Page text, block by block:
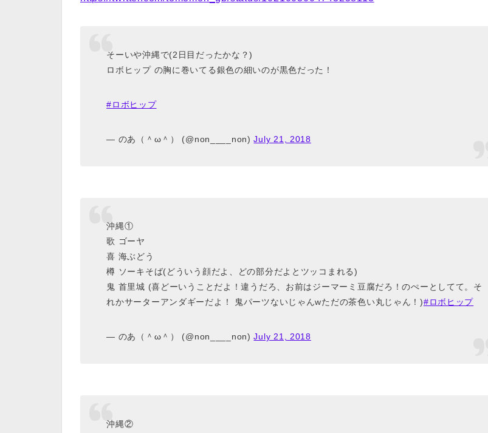
そーいや沖縄で(2日目だったかな？)
ロボヒップ の胸に巻いてる銀色の細いのが黒色だった！
#ロボヒップ
— のあ（＾ω＾） (@non____non)July 21, 2018
沖縄①
歌 ゴーヤ
喜 海ぶどう
樽 ソーキそば(どういう顔だよ、どの部分だよとツッコまれる)
鬼 首里城 (喜どーいうことだよ！違うだろ、お前はジーマーミ豆腐だろ！のぺーとしてて。そ
れかサーターアンダギーだよ！ 鬼パーツないじゃんwただの茶色い丸じゃん！)#ロボヒップ
— のあ（＾ω＾） (@non____non)July 21, 2018
沖縄②